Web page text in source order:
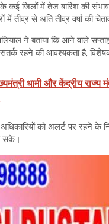
कई जिलों में तेज बारिश की
में तीव्र से अति तीव्र वर्षा की
ने बताया कि आने वाले
रहने की आवश्यकता है,
धामी और केंद्रीय
को अलर्ट पर रहने के
सके।